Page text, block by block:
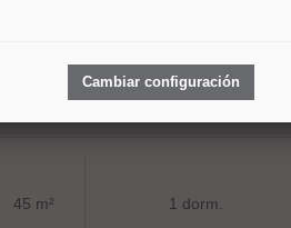
3 dorm.
45 m² 1 dorm.
Cambiar configuración